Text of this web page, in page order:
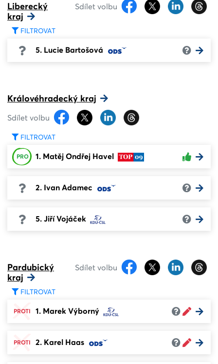
Liberecký
kraj
Sdílet volbu
FILTROVAT
5. Lucie Bartošová
Královéhradecký kraj
Sdílet volbu
FILTROVAT
PRO 1. Matěj Ondřej Havel
2. Ivan Adamec
5. Jiří Vojáček
Pardubický
kraj
Sdílet volbu
FILTROVAT
PROTI 1. Marek Výborný
PROTI 2. Karel Haas